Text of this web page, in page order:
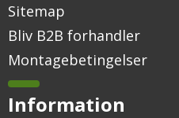
Sitemap
Bliv B2B forhandler
Montagebetingelser
Information